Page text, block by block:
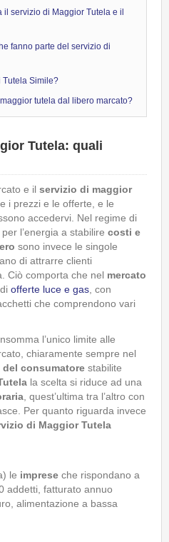
servizio di Maggior Tutela e il
fanno parte del servizio di
Tutela Simile?
tutela dal libero marcato?
Tutela: quali
e il servizio di maggior
i prezzi e le offerte, e le
accedervi. Nel regime di
per l’energia a stabilire costi e
sono invece le singole
di attrarre clienti
Ciò comporta che nel mercato
offerte luce e gas , con
che comprendono vari
l’unico limite alle
chiaramente sempre nel
del consumatore stabilite
la scelta si riduce ad una
, quest’ultima tra l’altro con
Per quanto riguarda invece
di Maggior Tutela
le imprese che rispondano a
addetti, fatturato annuo
alimentazione a bassa